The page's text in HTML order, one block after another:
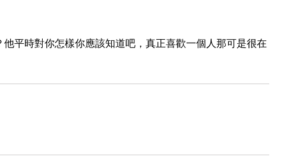
平時對你怎樣你應該知道吧，真正喜歡一個人那可是很在